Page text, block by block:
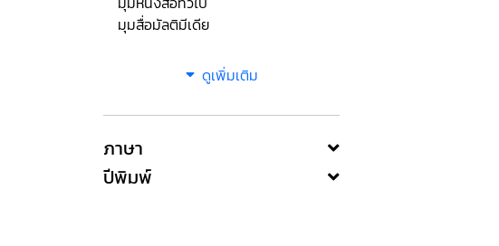
มุมสื่อมัลติมีเดีย
ดูเพิ่มเติม
ภาษา
ปีพิมพ์